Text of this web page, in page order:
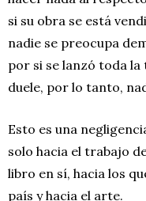
si su obra se está
nadie se preocupa
por si se lanzó toda
duele, por lo tanto,
Esto es una
solo hacia el trabajo
libro en sí, hacia los
país y hacia el arte.